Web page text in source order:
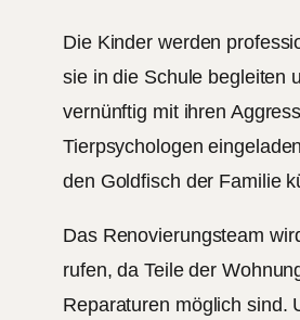
Die Kinder werden
sie in die Schule begleiten
vernünftig mit ihren
Tierpsychologen
den Goldfisch der Familie
Das Renovierungsteam
rufen, da Teile der
Reparaturen möglich sind.